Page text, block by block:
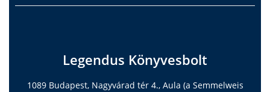
Legendus Könyvesbolt
1089 Budapest, Nagyvárad tér 4., Aula (a Semmelweis